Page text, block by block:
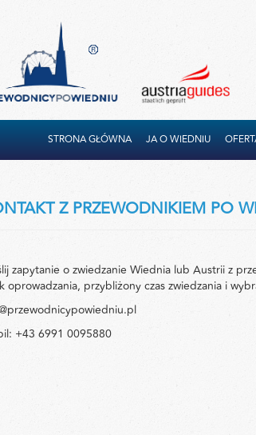
STRONA GŁÓWNA JA O WIEDNIU
Z PRZEWODNIKIEM PO
zapytanie o zwiedzanie Wiednia lub Austrii z
oprowadzania, przybliżony czas zwiedzania i
+43 6991 0095880